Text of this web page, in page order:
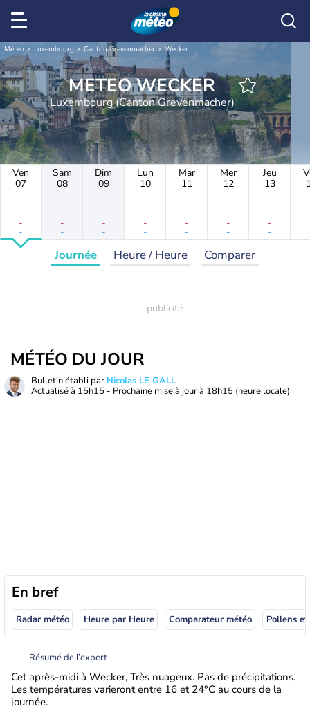
Météo Luxembourg Canton Grevenmacher Wecker
METEO WECKER
Luxembourg (Canton Grevenmacher)
Ven
07
-
-
Sam
08
-
-
Dim
09
-
-
Lun
10
-
-
Mar
11
-
-
Mer
12
-
-
Jeu
13
-
-
Journée Heure / Heure Comparer
MÉTÉO DU JOUR
Bulletin établi par Nicolas LE GALL
Actualisé à 15h15 - Prochaine mise à jour à 18h15 (heure locale)
En bref
Radar météo Heure par Heure Comparateur météo Pollens
Résumé de l’expert
Cet après-midi à Wecker, Très nuageux. Pas de précipitations.
Les températures varieront entre 16 et 24°C au cours de la
journée.